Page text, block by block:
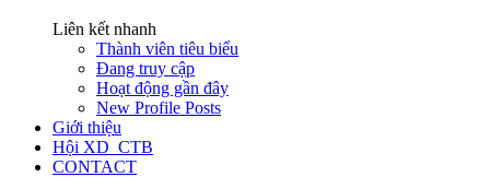
Liên kết nhanh
Thành viên tiêu biểu
Đang truy cập
Hoạt động gần đây
New Profile Posts
Giới thiệu
Hội XD_CTB
CONTACT